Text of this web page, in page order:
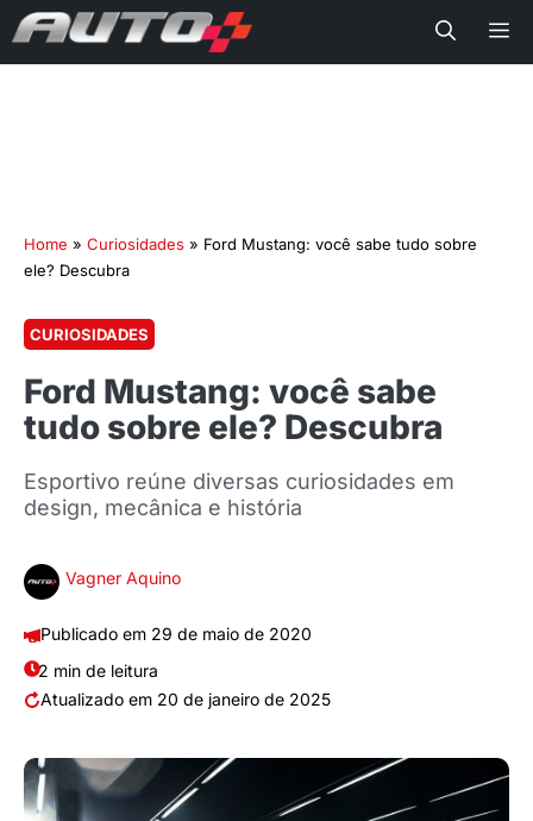
Home » Curiosidades » Ford Mustang: você sabe tudo sobre
ele? Descubra
CURIOSIDADES
Ford Mustang: você sabe
tudo sobre ele? Descubra
Esportivo reúne diversas curiosidades em
design, mecânica e história
Vagner Aquino
29 de maio de 2020
2 min de leitura
20 de janeiro de 2025